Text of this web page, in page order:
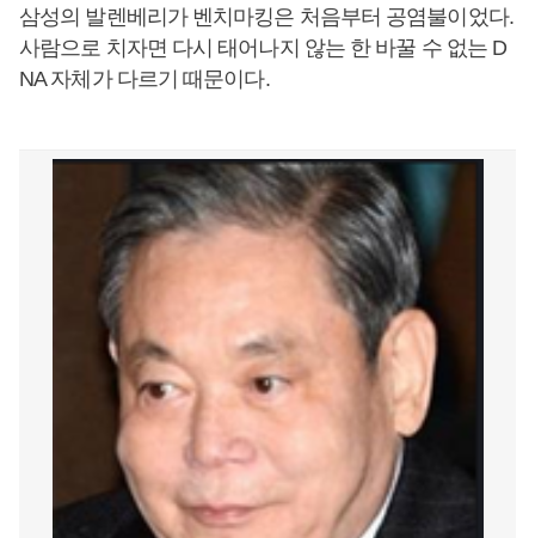
삼성의 발렌베리가 벤치마킹은 처음부터 공염불이었다.
사람으로 치자면 다시 태어나지 않는 한 바꿀 수 없는 D
NA 자체가 다르기 때문이다.